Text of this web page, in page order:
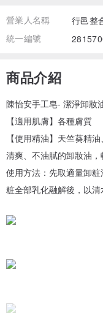
營業人名稱
行邑整
統一編號
商品介紹
陳怡安手工皂- 潔淨卸妝
【適用肌膚】各種膚質
【使用精油】天竺葵精油
清爽、不油膩的卸妝油，
使用方法：先取適量卸
粧全部乳化融解後，以清